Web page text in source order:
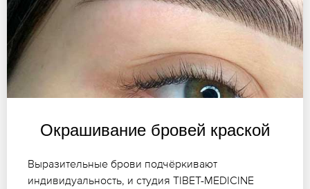
Окрашивание бровей краской
Выразительные брови подчёркивают
индивидуальность, и студия TIBET-MEDICINE